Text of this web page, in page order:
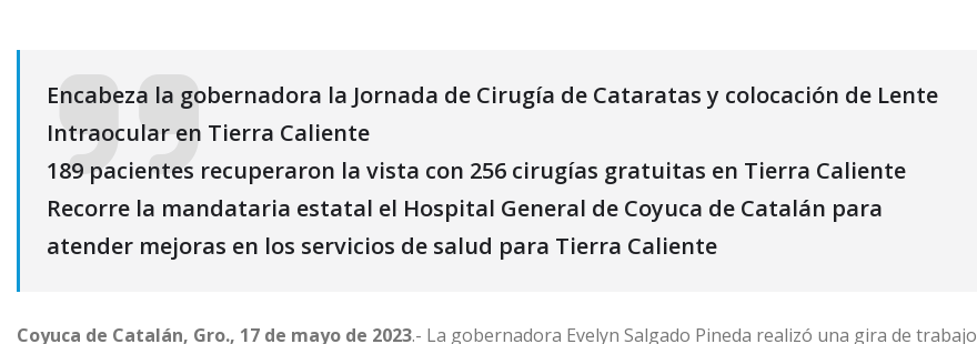
Encabeza la gobernadora la Jornada de Cirugía de Cataratas y colocación de Lente
Intraocular en Tierra Caliente
189 pacientes recuperaron la vista con 256 cirugías gratuitas en Tierra Caliente
Recorre la mandataria estatal el Hospital General de Coyuca de Catalán para
atender mejoras en los servicios de salud para Tierra Caliente
Coyuca de Catalán, Gro., 17 de mayo de 2023.- La gobernadora Evelyn Salgado Pineda realizó una gira de trabajo